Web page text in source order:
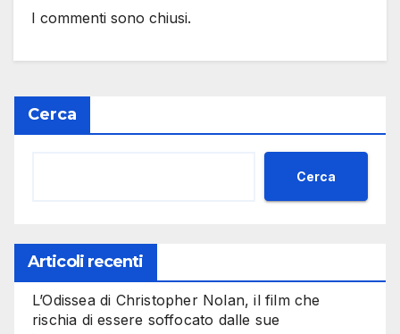
I commenti sono chiusi.
Cerca
Cerca
Articoli recenti
L’Odissea di Christopher Nolan, il film che
rischia di essere soffocato dalle sue